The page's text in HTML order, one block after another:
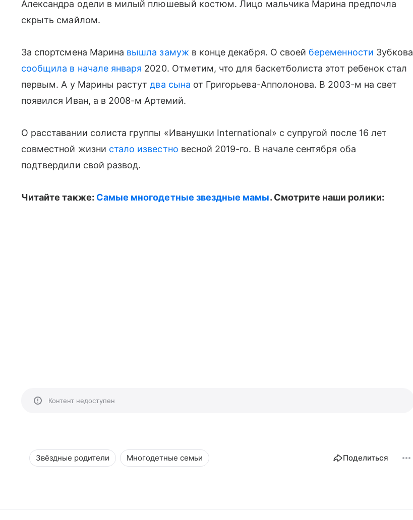
Александра одели в милый плюшевый костюм. Лицо мальчика Марина предпочла
скрыть смайлом.
За спортсмена Марина вышла замуж в конце декабря. О своей беременности Зубкова
сообщила в начале января 2020. Отметим, что для баскетболиста этот ребенок стал
первым. А у Марины растутдва сына от Григорьева-Апполонова. В 2003-м на свет
появился Иван, а в 2008-м Артемий.
О расставании солиста группы «Иванушки International» с супругой после 16 лет
совместной жизни стало известно весной 2019-го. В начале сентября оба
подтвердили свой развод.
Читайте также: Самые многодетные звездные мамы. Смотрите наши ролики:
Контент недоступен
Звёздные родители Многодетные семьи Поделиться